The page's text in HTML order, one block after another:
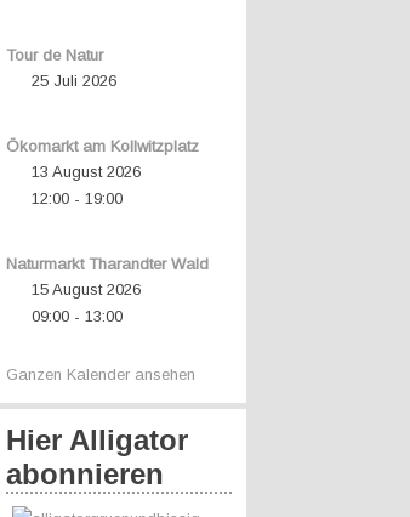
Tour de Natur
25 Juli 2026
Ökomarkt am Kollwitzplatz
13 August 2026
12:00 -19:00
Naturmarkt Tharandter Wald
15 August 2026
09:00 -13:00
Ganzen Kalender ansehen
Hier Alligator
abonnieren